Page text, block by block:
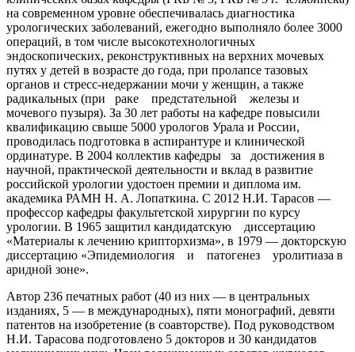
на современном уровне обеспечивалась диагностика
урологических заболеваний, ежегодно выполняло более 3000
операций, в том числе высокотехнологичных
эндоскопических, реконструктивных на верхних мочевых
путях у детей в возрасте до года, при пролапсе тазовых
органов и стресс-недержании мочи у женщин, а также
радикальных (при раке предстательной железы и
мочевого пузыря). За 30 лет работы на кафедре повысили
квалификацию свыше 5000 урологов Урала и России,
проводилась подготовка в аспирантуре и клинической
ординатуре. В 2004 коллектив кафедры за достижения в
научной, практической деятельности и вклад в развитие
российской урологии удостоен премии и диплома им.
академика РАМН Н. А. Лопаткина. С 2012 Н.И. Тарасов —
профессор кафедры факультетской хирургии по курсу
урологии. В 1965 защитил кандидатскую диссертацию
«Материалы к лечению крипторхизма», в 1979 — докторскую
диссертацию «Эпидемиология и патогенез уролитиаза в
аридной зоне».
Автор 236 печатных работ (40 из них — в центральных
изданиях, 5 — в международных), пяти монографий, девяти
патентов на изобретение (в соавторстве). Под руководством
Н.И. Тарасова подготовлено 5 докторов и 30 кандидатов